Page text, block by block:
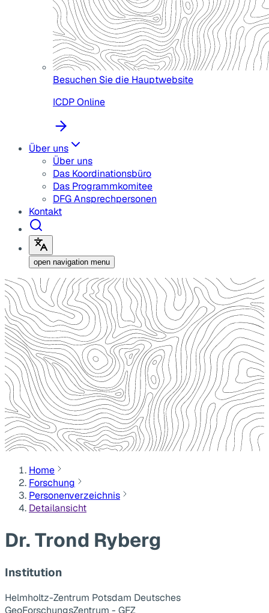
Besuchen Sie die Hauptwebsite
ICDP Online
Über uns
Über uns
Das Koordinationsbüro
Das Programmkomitee
DFG Ansprechpersonen
Kontakt
open navigation menu
Home
Forschung
Personenverzeichnis
Detailansicht
Dr. Trond Ryberg
Institution
Helmholtz-Zentrum Potsdam Deutsches
GeoForschungsZentrum - GFZ